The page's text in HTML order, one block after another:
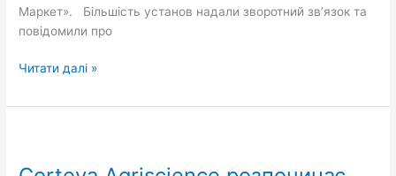
Маркет». Більшість установ надали зворотний зв’язок та
повідомили про
Читати далі »
розпочинає